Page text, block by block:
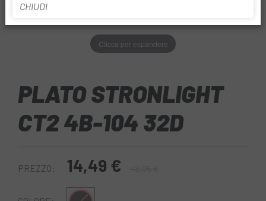
Clicca per espandere
PLATO STRONLIGHT
CT2 4B-104 32D
PREZZO: 14,49 €
CHIUDI